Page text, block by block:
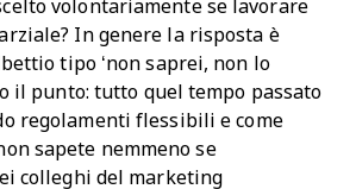
volontariamente se lavorare
In genere la risposta è
tipo ‘non saprei, non lo
il punto: tutto quel tempo passato
regolamenti flessibili e come
sapete nemmeno se
colleghi del marketing